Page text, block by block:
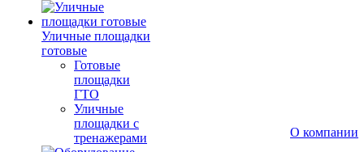
Уличные площадки
готовые
Готовые
площадки
ГТО
Уличные
площадки с
тренажерами
О компании